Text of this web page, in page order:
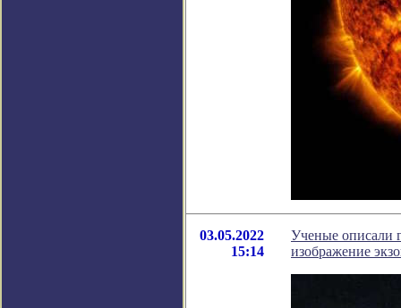
03.05.2022
15:14
Ученые описали
изображение